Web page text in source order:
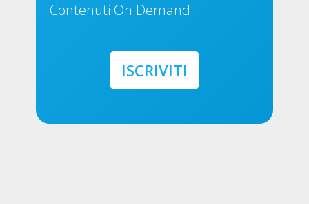
Contenuti On Demand
ISCRIVITI